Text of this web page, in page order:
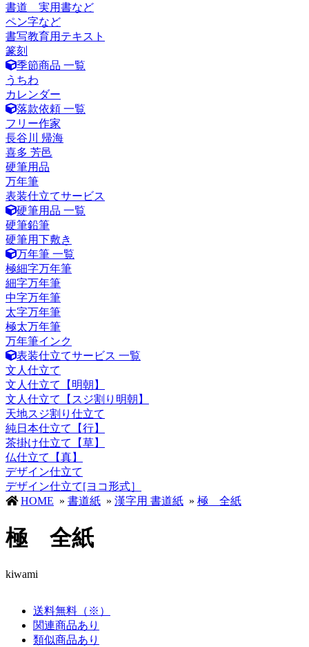
書道 実用書など
ペン字など
書写教育用テキスト
篆刻
季節商品 一覧
うちわ
カレンダー
落款依頼 一覧
フリー作家
長谷川 帰海
喜多 芳邑
硬筆用品
万年筆
表装仕立てサービス
硬筆用品 一覧
硬筆鉛筆
硬筆用下敷き
万年筆 一覧
極細字万年筆
細字万年筆
中字万年筆
太字万年筆
極太万年筆
万年筆インク
表装仕立てサービス 一覧
文人仕立て
文人仕立て【明朝】
文人仕立て【スジ割り明朝】
天地スジ割り仕立て
純日本仕立て【行】
茶掛け仕立て【草】
仏仕立て【真】
デザイン仕立て
デザイン仕立て[ヨコ形式］
HOME » 書道紙 » 漢字用 書道紙 » 極 全紙
極 全紙
kiwami
送料無料（※）
関連商品あり
類似商品あり